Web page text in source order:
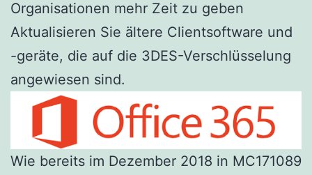
Organisationen mehr Zeit zu geben
Aktualisieren Sie ältere Clientsoftware und
-geräte, die auf die 3DES-Verschlüsselung
angewiesen sind.
Wie bereits im Dezember 2018 in MC171089